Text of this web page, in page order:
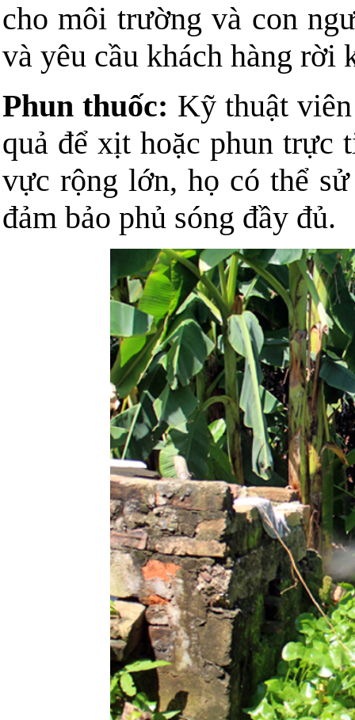
cho môi trường và con
và yêu cầu khách hàng
Phun thuốc: Kỹ thuật
quả để xịt hoặc phun
vực rộng lớn, họ có thể
đảm bảo phủ sóng đầy đủ.